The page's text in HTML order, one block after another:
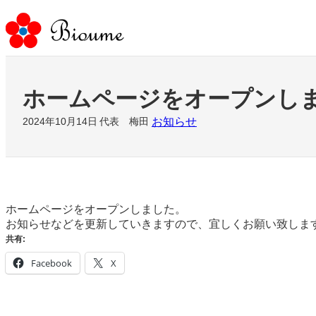
容
を
ス
ホームページをオープンし
2024年10月14日 代表 梅田 お知らせ
ホームページをオープンしました。
お知らせなどを更新していきますので、宜しくお願い致しま
共有:
Facebook X